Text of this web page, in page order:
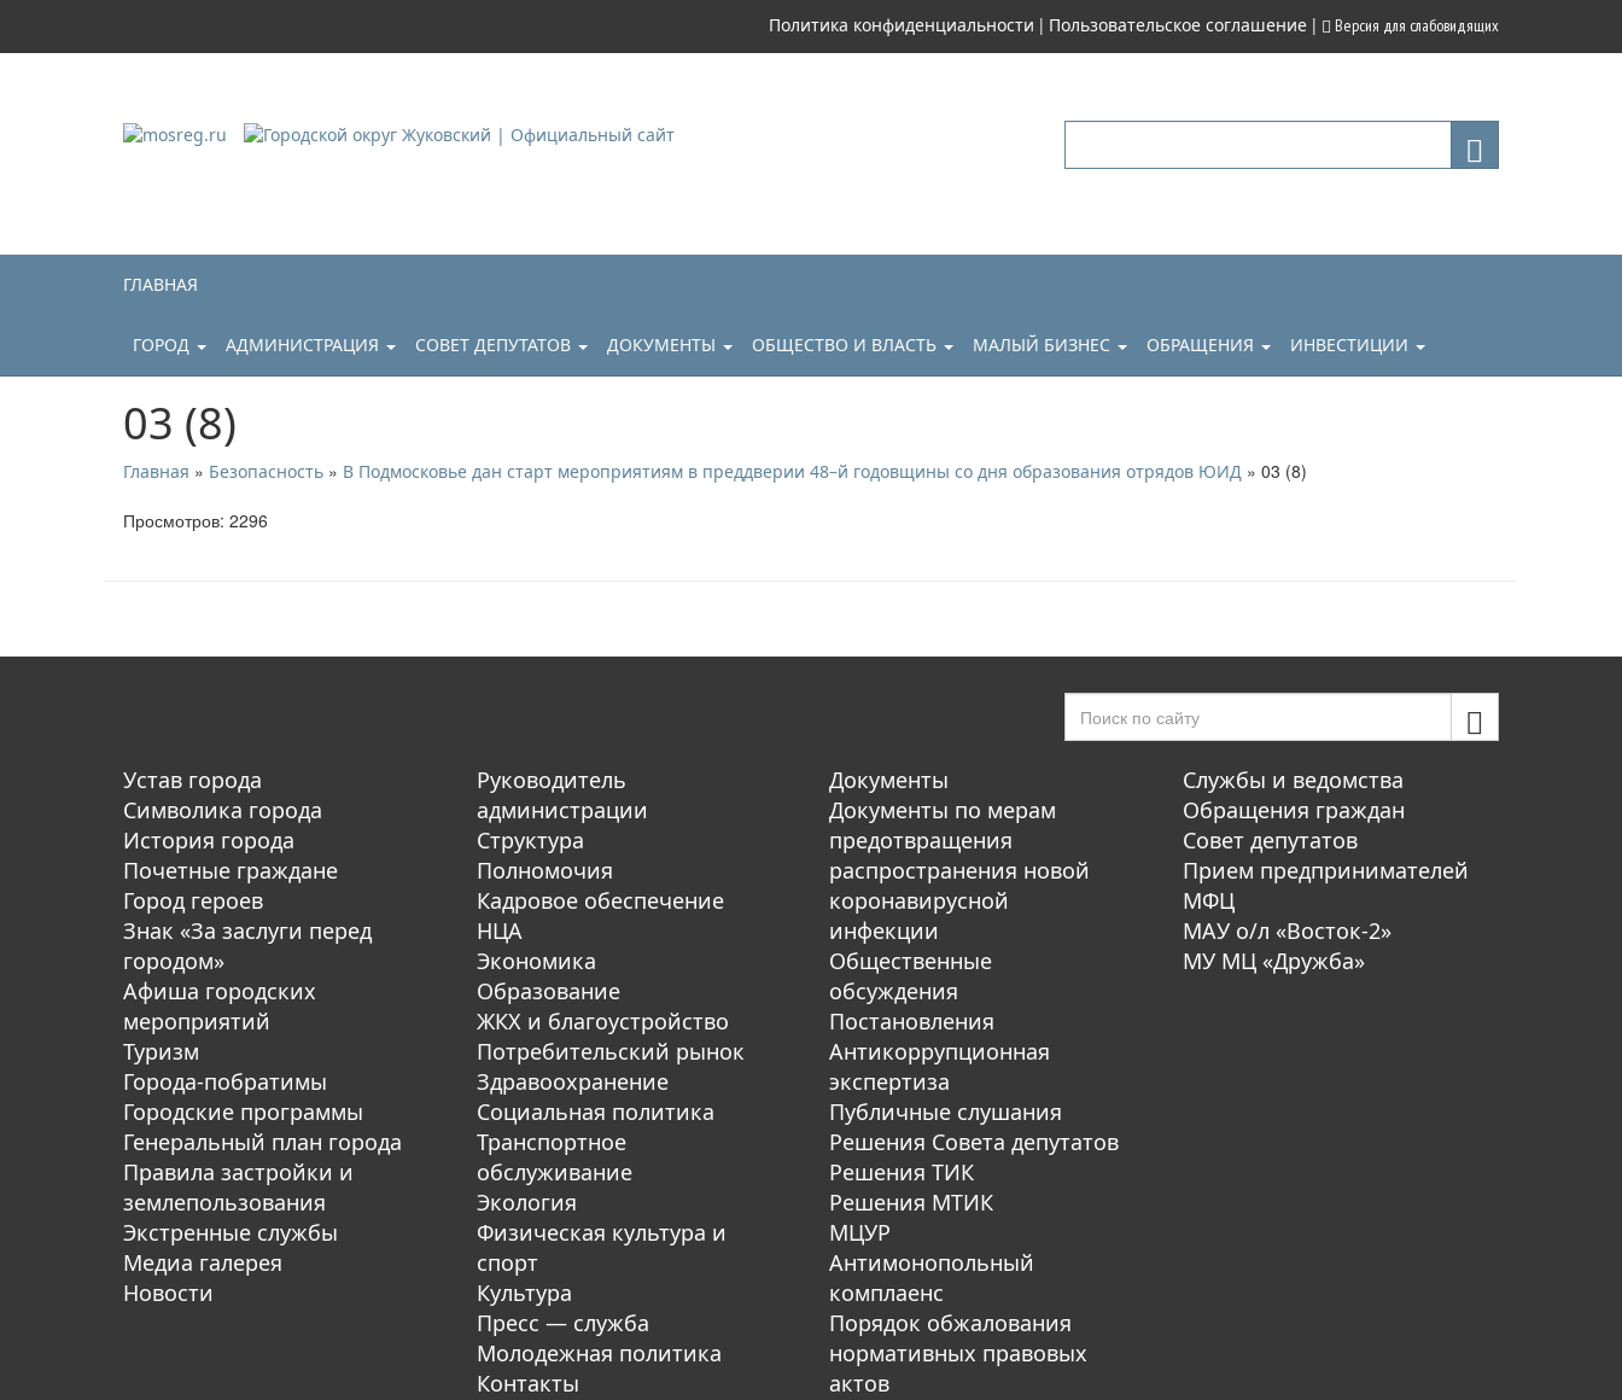
Политика конфиденциальности | Пользовательское соглашение | Версия для слабовидящих
ГЛАВНАЯ
ГОРОД АДМИНИСТРАЦИЯ СОВЕТ ДЕПУТАТОВ ДОКУМЕНТЫ ОБЩЕСТВО И ВЛАСТЬ МАЛЫЙ БИЗНЕС ОБРАЩЕНИЯ ИНВЕСТИЦИИ
03 (8)
Главная » Безопасность » В Подмосковье дан старт мероприятиям в преддверии 48–й годовщины со дня образования отрядов ЮИД » 03 (8)
Просмотров: 2296
Устав города
Символика города
История города
Почетные граждане
Город героев
Знак «За заслуги перед
городом»
Афиша городских
мероприятий
Туризм
Города-побратимы
Городские программы
Генеральный план города
Правила застройки и
землепользования
Экстренные службы
Медиа галерея
Новости
Руководитель
администрации
Структура
Полномочия
Кадровое обеспечение
НЦА
Экономика
Образование
ЖКХ и благоустройство
Потребительский рынок
Здравоохранение
Социальная политика
Транспортное
обслуживание
Экология
Физическая культура и
спорт
Культура
Пресс — служба
Молодежная политика
Контакты
Документы
Документы по мерам
предотвращения
распространения новой
коронавирусной
инфекции
Общественные
обсуждения
Постановления
Антикоррупционная
экспертиза
Публичные слушания
Решения Совета депутатов
Решения ТИК
Решения МТИК
МЦУР
Антимонопольный
комплаенс
Порядок обжалования
нормативных правовых
актов
Службы и ведомства
Обращения граждан
Совет депутатов
Прием предпринимателей
МФЦ
МАУ о/л «Восток-2»
МУ МЦ «Дружба»